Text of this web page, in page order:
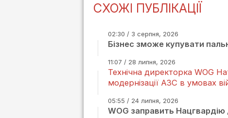
СХОЖІ ПУБЛІКАЦІЇ
02:30 / 3 серпня, 2026
Бізнес зможе купувати
11:07 / 28 липня, 2026
Технічна директорка WOG
модернізації АЗС в умовах
05:55 / 24 липня, 2026
WOG заправить